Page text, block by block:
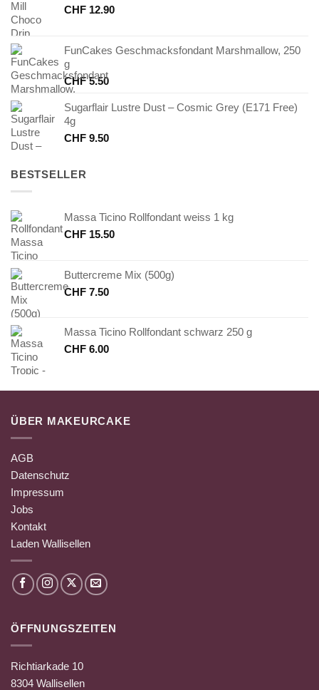
CHF 12.90
FunCakes Geschmacksfondant Marshmallow, 250
g
CHF5.50
Sugarflair Lustre Dust – Cosmic Grey (E171 Free)
4g
CHF 9.50
BESTSELLER
Massa Ticino Rollfondant weiss 1 kg
CHF 15.50
Buttercreme Mix (500g)
CHF 7.50
Massa Ticino Rollfondant schwarz 250 g
CHF 6.00
ÜBER MAKEURCAKE
AGB
Datenschutz
Impressum
Jobs
Kontakt
Laden Wallisellen
ÖFFNUNGSZEITEN
Richtiarkade 10
8304 Wallisellen